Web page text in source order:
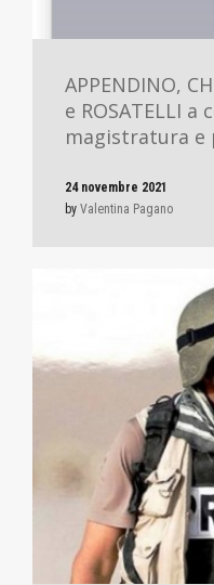
APPENDINO,
e ROSATELLI
magistratura e
24 novembre 2021
by Valentina Pagano